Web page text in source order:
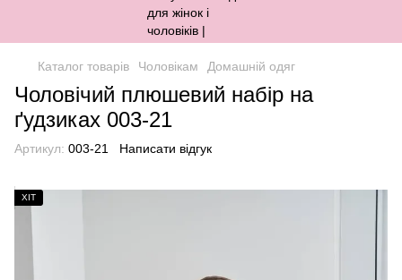
Каталог товарів Чоловікам Домашній одяг
Чоловічий плюшевий набір на
ґудзиках 003-21
Артикул: 003-21 Написати відгук
ХІТ